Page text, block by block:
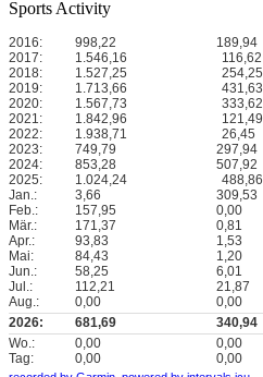
Sports Activity
2016: 998,22 189,94
2017:
1.546,16 116,62
2018:
1.527,25 254,25
2019:
1.713,66 431,63
2020:
1.567,73 333,62
2021:
1.842,96 121,49
2022:
1.938,71 26,45
2023:
749,79 297,94
2024:
853,28 507,92
2025:
1.024,24 488,86
Jan.:
3,66 309,53
Feb.:
157,95 0,00
Mär.:
171,37 0,81
Apr.:
93,83 1,53
Mai:
84,43 1,20
Jun.:
58,25 6,01
Jul.:
112,21 21,87
Aug.:
0,00 0,00
2026:
681,69 340,94
Wo.:
0,00 0,00
Tag:
0,00 0,00